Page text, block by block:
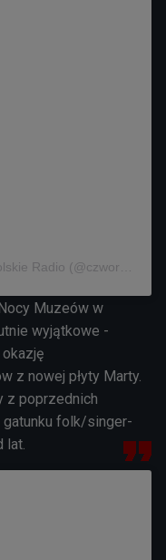
Muzeów w
wyjątkowe -
z nowej płyty Marty.
z poprzednich
folk/singer-
lat.